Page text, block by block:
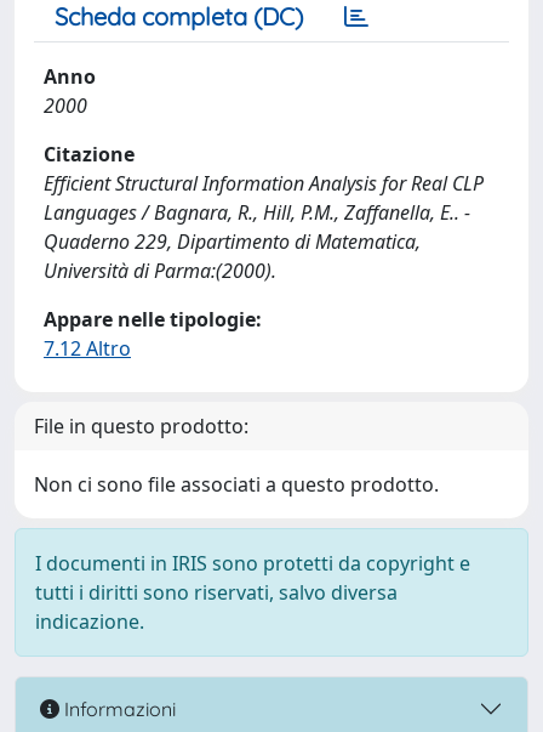
Scheda completa (DC)
Anno
2000
Citazione
Efficient Structural Information Analysis for Real CLP
Languages / Bagnara, R., Hill, P.M., Zaffanella, E.. -
Quaderno 229, Dipartimento di Matematica,
Università di Parma:(2000).
Appare nelle tipologie:
7.12 Altro
File in questo prodotto:
Non ci sono file associati a questo prodotto.
I documenti in IRIS sono protetti da copyright e
tutti i diritti sono riservati, salvo diversa
indicazione.
Informazioni